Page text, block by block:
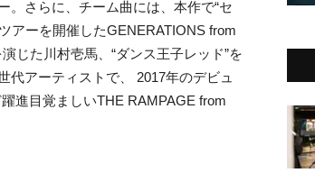
。さらに、チーム曲には、本作で“セ
アーを開催したGENERATIONS from
じた川村壱馬、“ダンス王子レッド”を
アーティストで、 2017年のデビュ
進目覚ましいTHE RAMPAGE from